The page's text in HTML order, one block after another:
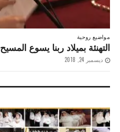
مواضيع روحية
التهنئة بميلاد ربنا يسوع المسيح
ديسمبر 24, 2018